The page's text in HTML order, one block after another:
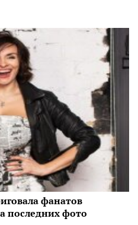
фанатов
последних фото